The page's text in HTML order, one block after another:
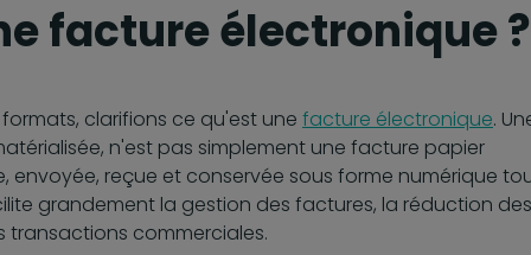
facture électronique ?
clarifions ce qu'est une facture électronique.
n'est pas simplement une facture papier
envoyée, reçue et conservée sous forme numérique
grandement la gestion des factures, la réduction des
commerciales.